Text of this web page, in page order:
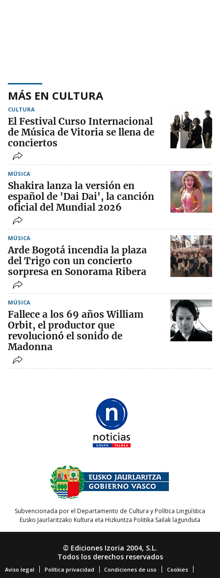
MÁS EN CULTURA
CULTURA
El Festival Curso Internacional
de Música de Vitoria se llena de
conciertos
MÚSICA
Shakira lanza la versión en
español de 'Dai Dai', la canción
oficial del Mundial 2026
MÚSICA
Arde Bogotá incendia la plaza
del Trigo con un concierto
sorpresa en Sonorama Ribera
MÚSICA
Fallece a los 69 años William
Orbit, el productor que
revolucionó el sonido de
Madonna
Subvencionada por el Departamento de Cultura y Política Lingüística
Eusko Jaurlaritzako Kultura eta Hizkuntza Politika Sailak lagunduta
© Ediciones Izoria 2004, S.L.
Todos los derechos reservados
Aviso legal Política privacidad Condiciones de uso Cookies